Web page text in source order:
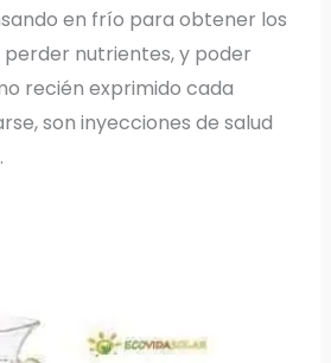
en frío para obtener los
perder nutrientes, y poder
recién exprimido cada
son inyecciones de salud